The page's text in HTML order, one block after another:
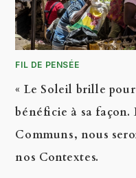
FIL DE PENSÉE
« Le Soleil brille
bénéficie à sa façon.
Communs, nous
nos Contextes.